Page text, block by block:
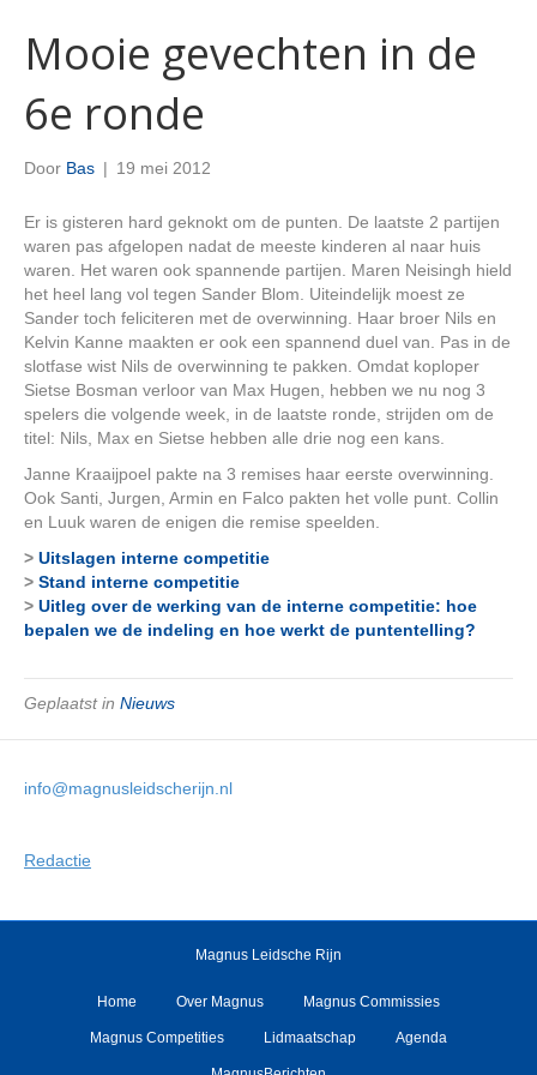
Mooie gevechten in de
6e ronde
Door Bas | 19 mei 2012
Er is gisteren hard geknokt om de punten. De laatste 2 partijen
waren pas afgelopen nadat de meeste kinderen al naar huis
waren. Het waren ook spannende partijen. Maren Neisingh hield
het heel lang vol tegen Sander Blom. Uiteindelijk moest ze
Sander toch feliciteren met de overwinning. Haar broer Nils en
Kelvin Kanne maakten er ook een spannend duel van. Pas in de
slotfase wist Nils de overwinning te pakken. Omdat koploper
Sietse Bosman verloor van Max Hugen, hebben we nu nog 3
spelers die volgende week, in de laatste ronde, strijden om de
titel: Nils, Max en Sietse hebben alle drie nog een kans.
Janne Kraaijpoel pakte na 3 remises haar eerste overwinning.
Ook Santi, Jurgen, Armin en Falco pakten het volle punt. Collin
en Luuk waren de enigen die remise speelden.
> Uitslagen interne competitie
> Stand interne competitie
> Uitleg over de werking van de interne competitie: hoe
bepalen we de indeling en hoe werkt de puntentelling?
Geplaatst in Nieuws
info@magnusleidscherijn.nl
Redactie
Magnus Leidsche Rijn
Home Over Magnus Magnus Commissies
Magnus Competities Lidmaatschap Agenda